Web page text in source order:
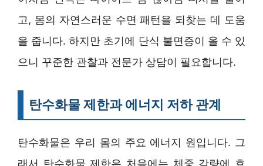
고, 몸의 자연스러운 수면 패턴을 되찾는 데 도움
을 줍니다. 하지만 초기에 단식 불면증이 올 수 있
으니 꾸준한 관찰과 전문가 상담이 필요합니다.
탄수화물 제한과 에너지 저하 관계
탄수화물은 우리 몸의 주요 에너지 원입니다. 그
래서 탄수화물 제한은 처음에는 체중 감량에 효